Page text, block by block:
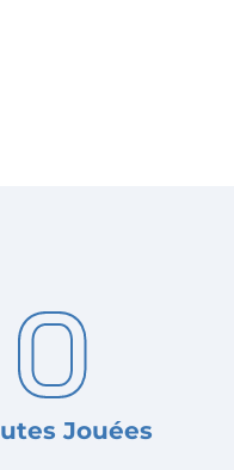
0
Jouées